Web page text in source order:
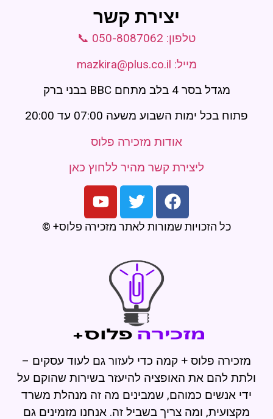
יצירת קשר
טלפון: 050-8087062 📞
מייל: mazkira@plus.co.il
מגדל בסר 4 בלב מתחם BBC בבני ברק
פתוח בכל ימות השבוע משעה 07:00 עד 20:00
אודות מזכירה פלוס
ליצירת קשר מהיר ללחוץ כאן
כל הזכויות שמורות לאתר מזכירה פלוס+ ©
מזכירה פלוס + קמה כדי לעזור גם לעוד עסקים –
ולתת להם את האופציה להיעזר בשירות שהוקם על
ידי אנשים כמוהם, שמבינים מה זה מנהלת משרד
מקצועית, ומה צריך בשביל זה. אנחנו מזמינים גם